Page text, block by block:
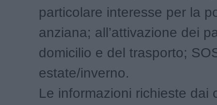
particolare interesse per la
anziana; all’attivazione dei
domicilio e del trasporto;
estate/inverno.
Le informazioni richieste dai